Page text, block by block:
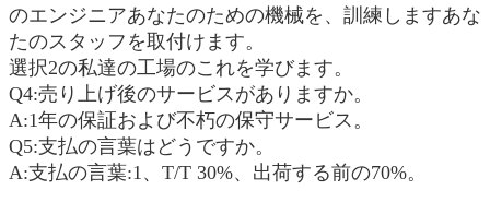
のエンジニアあなたのための機械を、訓練しますあな
たのスタッフを取付けます。
選択2の私達の工場のこれを学びます。
Q4:売り上げ後のサービスがありますか。
A:1年の保証および不朽の保守サービス。
Q5:支払の言葉はどうですか。
A:支払の言葉:1、T/T 30%、出荷する前の70%。